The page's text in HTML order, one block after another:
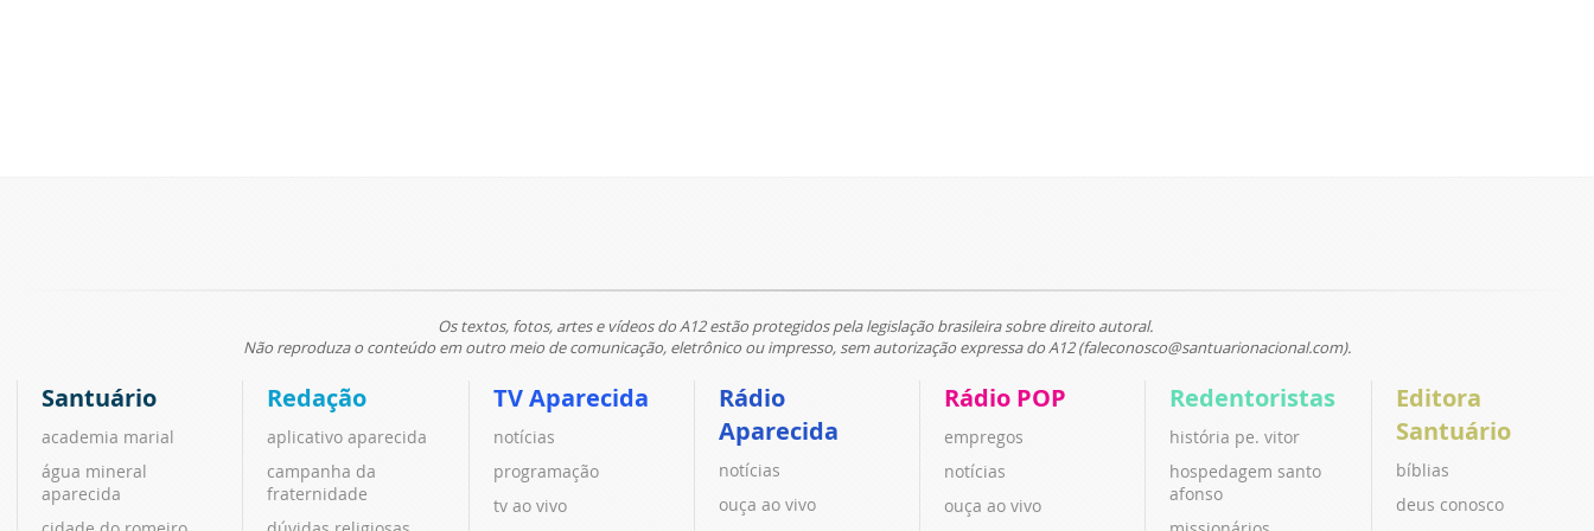
Os textos, fotos, artes e vídeos do A12 estão protegidos pela legislação brasileira sobre direito autoral.
Não reproduza o conteúdo em outro meio de comunicação, eletrônico ou impresso, sem autorização expressa do A12 (faleconosco@santuarionacional.com).
Santuário
academia marial
água mineral
aparecida
Redação
aplicativo aparecida
campanha da
fraternidade
TV Aparecida
notícias
programação
tv ao vivo
Rádio
Aparecida
notícias
ouça ao vivo
Rádio POP
empregos
notícias
ouça ao vivo
Redentoristas
história pe. vitor
hospedagem santo
afonso
Editora
Santuário
bíblias
deus conosco